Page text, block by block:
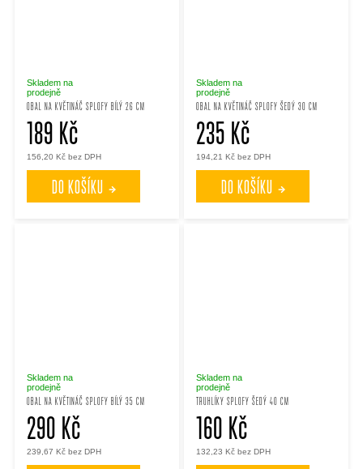
OBAL NA KVĚTINÁČ SPLOFY BÍLÝ 26 CM
Skladem na
prodejně
156,20 Kč bez DPH
189 Kč
DO KOŠÍKU
OBAL NA KVĚTINÁČ SPLOFY ŠEDÝ 30 CM
Skladem na
prodejně
194,21 Kč bez DPH
235 Kč
DO KOŠÍKU
OBAL NA KVĚTINÁČ SPLOFY BÍLÝ 35 CM
Skladem na
prodejně
239,67 Kč bez DPH
290 Kč
TRUHLÍKY SPLOFY ŠEDÝ 40 CM
Skladem na
prodejně
132,23 Kč bez DPH
160 Kč